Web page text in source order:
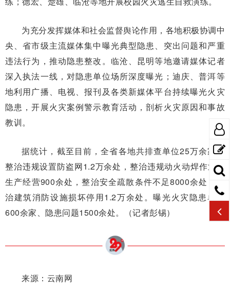
为充分发挥媒体和社会监督舆论作用，各地积极协调中
央、省市级主流媒体集中曝光典型隐患、突出问题和严重
违法行为，推动隐患整改。临沧、昆明等地邀请媒体记者
深入执法一线，对隐患单位场所深度曝光；迪庆、普洱等
地利用广播、电视、报刊及各类新媒体平台持续曝光火灾
隐患，开展火灾案例警示教育活动，剖析火灾原因和事故
教训。
据统计，截至目前，全省各地共排查单位25万余家，
整治违规设置防盗网1.2万余处，整治违规动火动焊作业和
生产经营900余处，整治安全疏散条件不足8000余处，整
治建筑消防设施损坏停用1.2万余处。曝光火灾隐患单位
600余家、隐患问题1500余处。（记者彭锡）
来源：云南网